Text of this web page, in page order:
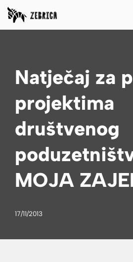
Natječaj za
projektima
društvenog
MOJA
17/11/2013